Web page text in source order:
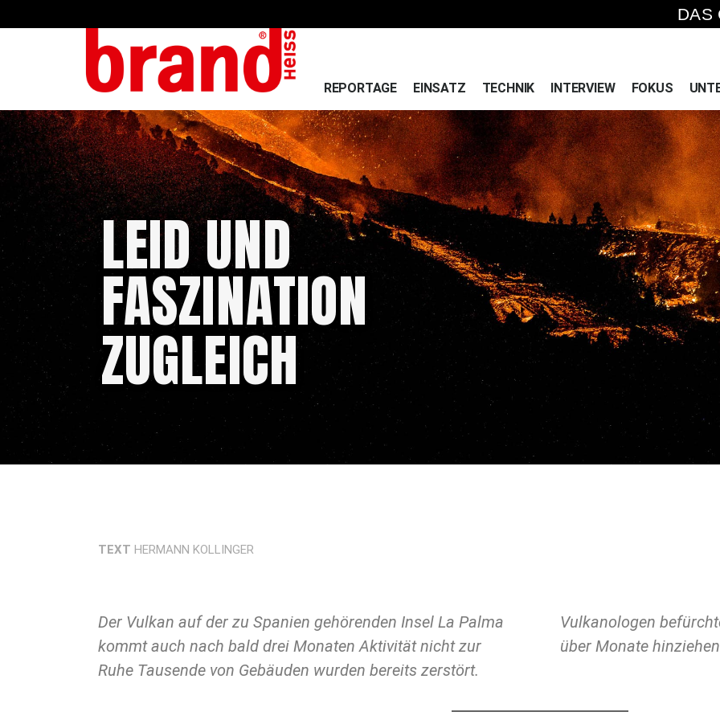
DAS
REPORTAGE EINSATZ TECHNIK INTERVIEW FOKUS
LEID UND
FASZINATION
ZUGLEICH
TEXT HERMANN KOLLINGER
Der Vulkan auf der zu Spanien gehörenden Insel La Palma
kommt auch nach bald drei Monaten Aktivität nicht zur
Ruhe Tausende von Gebäuden wurden bereits zerstört.
Vulkanologen befürchten, der Ausbruch könnte sich noch
über Monate